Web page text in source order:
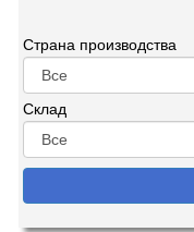
Страна производства
Склад